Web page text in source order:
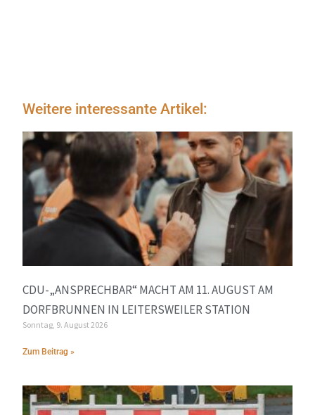
Weitere interessante Artikel:
CDU-„ANSPRECHBAR“ MACHT AM 11. AUGUST AM
DORFBRUNNEN IN LEITERSWEILER STATION
Sonntag, 9. August 2026
Zum Beitrag »